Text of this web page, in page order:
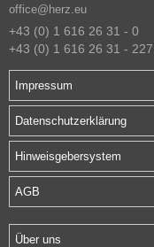
office@herz.eu
+43 (0) 1 616 26 31 - 0
+43 (0) 1 616 26 31 - 227
Impressum
Datenschutzerklärung
Hinweisgebersystem
AGB
Über uns